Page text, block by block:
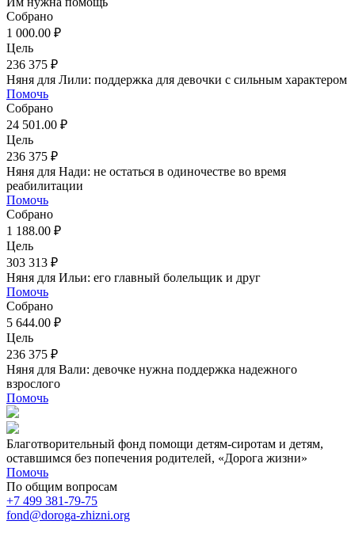
Собрано
1 000.00 ₽
Цель
236 375 ₽
Няня для Лили: поддержка для девочки с сильным характером
Помочь
Собрано
24 501.00 ₽
Цель
236 375 ₽
Няня для Нади: не остаться в одиночестве во время
реабилитации
Помочь
Собрано
1 188.00 ₽
Цель
303 313 ₽
Няня для Ильи: его главный болельщик и друг
Помочь
Собрано
5 644.00 ₽
Цель
236 375 ₽
Няня для Вали: девочке нужна поддержка надежного
взрослого
Помочь
Благотворительный фонд помощи детям-сиротам и детям,
оставшимся без попечения родителей, «Дорога жизни»
Помочь
По общим вопросам
+7 499 381-79-75
fond@doroga-zhizni.org